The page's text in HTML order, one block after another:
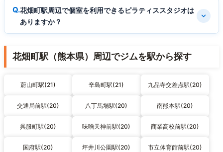
花畑町駅周辺で個室を利用できるピラティススタジオは
ありますか？
花畑町駅（熊本県）周辺でジムを駅から探す
蔚山町駅(21) 辛島町駅(21) 九品寺交差点駅(20)
交通局前駅(20) 八丁馬場駅(20) 南熊本駅(20)
呉服町駅(20) 味噌天神前駅(20) 商業高校前駅(20)
国府駅(20) 坪井川公園駅(20) 市立体育館前駅(20)